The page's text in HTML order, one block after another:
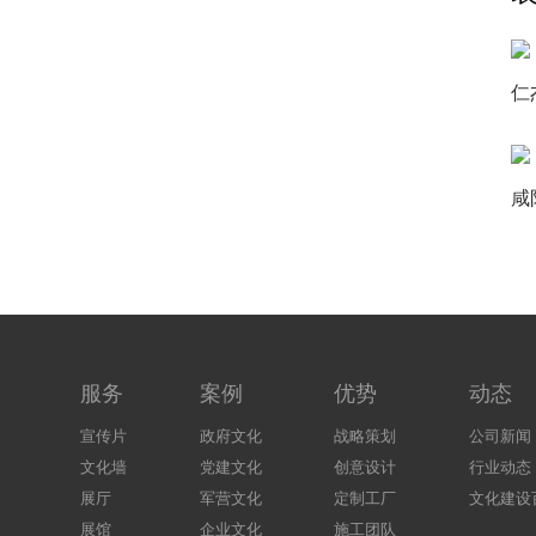
仁
咸
服务
宣传片
文化墙
展厅
展馆
案例
政府文化
党建文化
军营文化
企业文化
优势
战略策划
创意设计
定制工厂
施工团队
动态
公司新闻
行业动态
文化建设